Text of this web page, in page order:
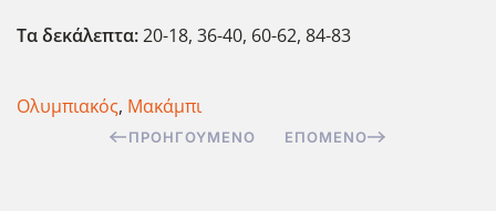
Τα δεκάλεπτα:20-18, 36-40, 60-62, 84-83
Ολυμπιακός, Μακάμπι
ΠΡΟΗΓΟΎΜΕΝΟ ΕΠΌΜΕΝΟ